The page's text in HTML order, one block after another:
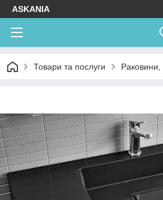
ASKANIA
Товари та послуги